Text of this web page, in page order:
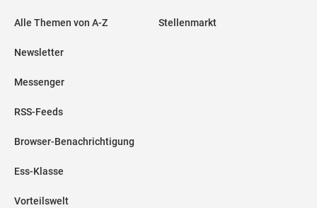
Alle Themen von A-Z
Newsletter
Messenger
RSS-Feeds
Browser-Benachrichtigung
Ess-Klasse
Vorteilswelt
Stellenmarkt